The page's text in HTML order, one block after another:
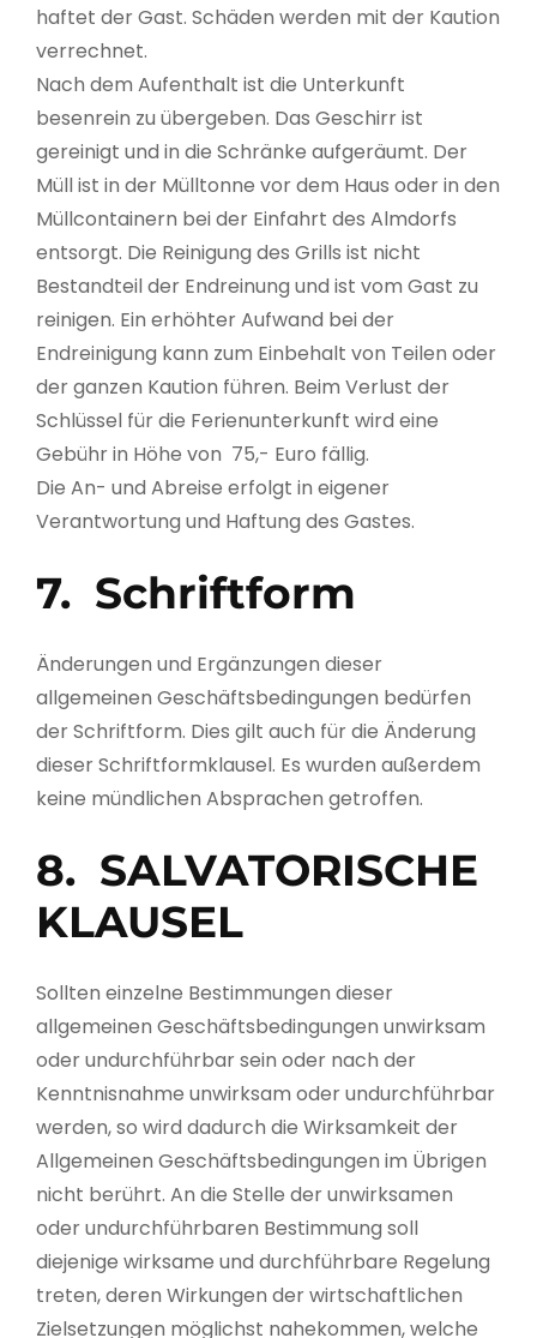
haftet der Gast. Schäden werden mit der Kaution
verrechnet.
Nach dem Aufenthalt ist die Unterkunft
besenrein zu übergeben. Das Geschirr ist
gereinigt und in die Schränke aufgeräumt. Der
Müll ist in der Mülltonne vor dem Haus oder in den
Müllcontainern bei der Einfahrt des Almdorfs
entsorgt. Die Reinigung des Grills ist nicht
Bestandteil der Endreinung und ist vom Gast zu
reinigen. Ein erhöhter Aufwand bei der
Endreinigung kann zum Einbehalt von Teilen oder
der ganzen Kaution führen. Beim Verlust der
Schlüssel für die Ferienunterkunft wird eine
Gebühr in Höhe von 75,- Euro fällig.
Die An- und Abreise erfolgt in eigener
Verantwortung und Haftung des Gastes.
7. Schriftform
Änderungen und Ergänzungen dieser
allgemeinen Geschäftsbedingungen bedürfen
der Schriftform. Dies gilt auch für die Änderung
dieser Schriftformklausel. Es wurden außerdem
keine mündlichen Absprachen getroffen.
8. SALVATORISCHE
KLAUSEL
Sollten einzelne Bestimmungen dieser
allgemeinen Geschäftsbedingungen unwirksam
oder undurchführbar sein oder nach der
Kenntnisnahme unwirksam oder undurchführbar
werden, so wird dadurch die Wirksamkeit der
Allgemeinen Geschäftsbedingungen im Übrigen
nicht berührt. An die Stelle der unwirksamen
oder undurchführbaren Bestimmung soll
diejenige wirksame und durchführbare Regelung
treten, deren Wirkungen der wirtschaftlichen
Zielsetzungen möglichst nahekommen, welche